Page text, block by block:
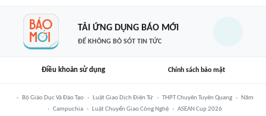
TẢI ỨNG DỤNG BÁO MỚI
ĐỂ KHÔNG BỎ SÓT TIN TỨC
Điều khoản sử dụng Chính sách bảo mật
Bộ Giáo Dục Và Đào Tạo Luật Giao Dịch Điện Tử THPT Chuyên Tuyên Quang
Năm
Campuchia
Luật Chuyển Giao Công Nghệ
ASEAN Cup 2026